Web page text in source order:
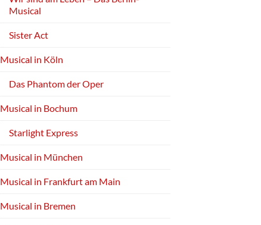
Musical
Sister Act
Musical in Köln
Das Phantom der Oper
Musical in Bochum
Starlight Express
Musical in München
Musical in Frankfurt am Main
Musical in Bremen